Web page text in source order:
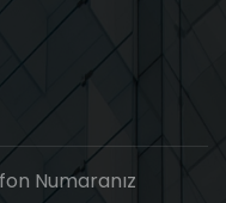
Numaranız